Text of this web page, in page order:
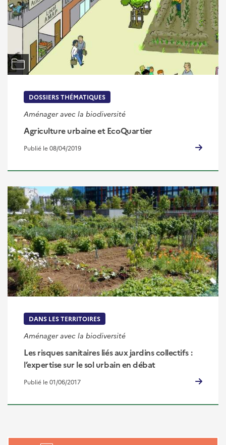
DOSSIERS THÉMATIQUES
Aménager avec la biodiversité
Agriculture urbaine et EcoQuartier
Publié le 08/04/2019
DANS LES TERRITOIRES
Aménager avec la biodiversité
Les risques sanitaires liés aux jardins collectifs :
l’expertise sur le sol urbain en débat
Publié le 01/06/2017